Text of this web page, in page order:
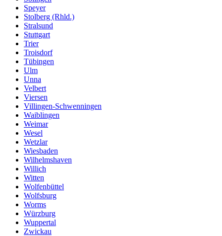
Speyer
Stolberg (Rhld.)
Stralsund
Stuttgart
Trier
Troisdorf
Tübingen
Ulm
Unna
Velbert
Viersen
Villingen-Schwenningen
Waiblingen
Weimar
Wesel
Wetzlar
Wiesbaden
Wilhelmshaven
Willich
Witten
Wolfenbüttel
Wolfsburg
Worms
Würzburg
Wuppertal
Zwickau